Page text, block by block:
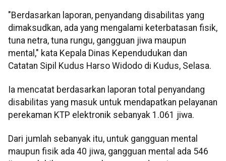
"Berdasarkan laporan, penyandang disabilitas yang
dimaksudkan, ada yang mengalami keterbatasan fisik,
tuna netra, tuna rungu, gangguan jiwa maupun
mental," kata Kepala Dinas Kependudukan dan
Catatan Sipil Kudus Harso Widodo di Kudus, Selasa.
Ia mencatat berdasarkan laporan total penyandang
disabilitas yang masuk untuk mendapatkan pelayanan
perekaman KTP elektronik sebanyak 1.061 jiwa.
Dari jumlah sebanyak itu, untuk gangguan mental
maupun fisik ada 40 jiwa, gangguan mental ada 546